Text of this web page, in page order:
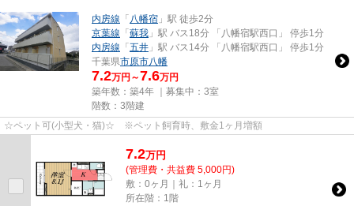
内房線 「 八幡宿 」駅 徒歩2分
京葉線 「 蘇我 」駅 バス18分 「八幡宿駅西口」 停歩1分
内房線 「 五井 」駅 バス14分 「八幡宿駅西口」 停歩1分
千葉県市原市八幡
7.2万円～7.6万円
築年数：築4年 ｜募集中： 3室
階数：3階建
☆ペット可(小型犬・猫)☆ ※ペット飼育時、敷金1ヶ月増額
7.2万円
(管理費・共益費 5,000円)
敷：0ヶ月｜礼：1ヶ月
所在階：1階